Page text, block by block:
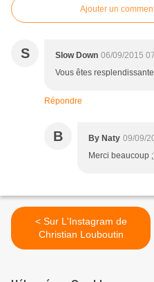
Ajouter un
S Slow Down 06/09/2015
Vous êtes
Répondre
B By Naty 09/09/
Merci beaucoup
< Sur L'Instagram de
Christian Louboutin